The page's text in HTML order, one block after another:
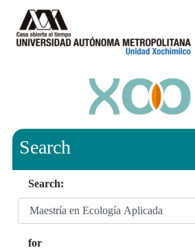
Search
Search:
for